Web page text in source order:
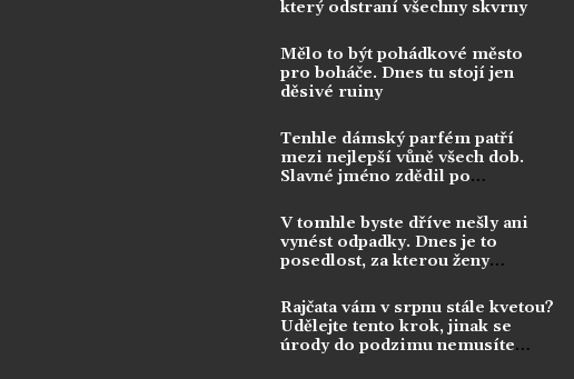
který odstraní všechny skvrny
Mělo to být pohádkové město
pro boháče. Dnes tu stojí jen
děsivé ruiny
Tenhle dámský parfém patří
mezi nejlepší vůně všech dob.
Slavné jméno zdědil po
V tomhle byste dříve nešly ani
vynést odpadky. Dnes je to
posedlost, za kterou ženy
Rajčata vám v srpnu stále kvetou?
Udělejte tento krok, jinak se
úrody do podzimu nemusíte